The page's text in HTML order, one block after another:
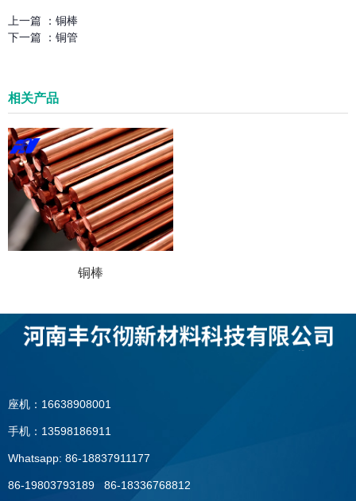
上一篇 ： 铜棒
下一篇 ： 铜管
相关产品
铜棒
座机：16638908001
手机：13598186911
Whatsapp: 86-18837911177
86-19803793189 86-18336768812